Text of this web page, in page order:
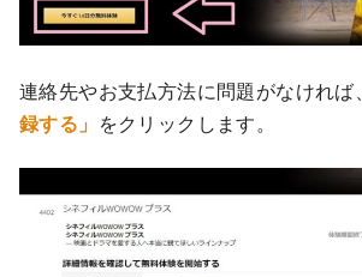
連絡先やお支払方法に問題がなければ、
録する」 をクリックします。